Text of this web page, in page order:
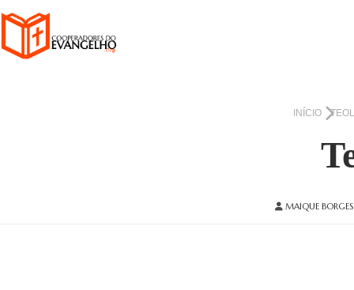
INÍCIO
MAIQUE BORGES